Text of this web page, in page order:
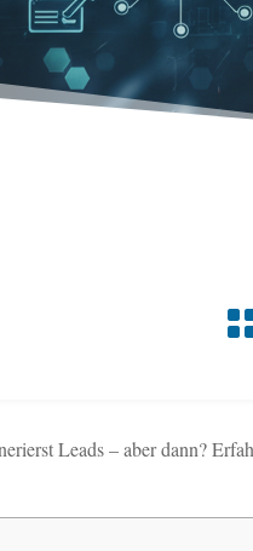
Leads – aber dann?